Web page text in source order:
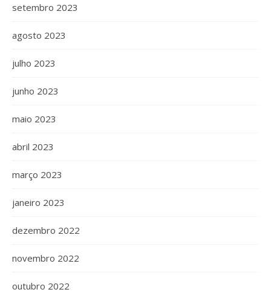
setembro 2023
agosto 2023
julho 2023
junho 2023
maio 2023
abril 2023
março 2023
janeiro 2023
dezembro 2022
novembro 2022
outubro 2022